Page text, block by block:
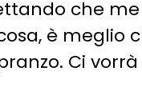
che
è meglio
Ci